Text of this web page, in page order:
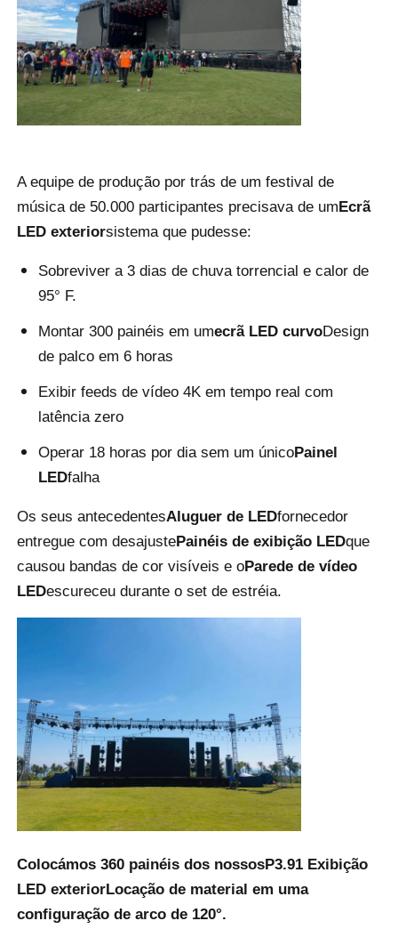
Contacte-nos
Notícias
Casos
Solicitar Orçamento
Vídeo Wall Display de LED
Tela da tela LED
Tela do diodo emissor de luz do concerto
Parede de vídeo led de cobra
Exibição de LED transparente
Ecrã LED SMD
A equipe de produção por trás de um festival de
música de 50.000 participantes precisava de umEcrã
LED exteriorsistema que pudesse:
Sobreviver a 3 dias de chuva torrencial e calor de
95° F.
Montar 300 painéis em umecrã LED curvoDesign
de palco em 6 horas
Exibir feeds de vídeo 4K em tempo real com
latência zero
Operar 18 horas por dia sem um únicoPainel
LEDfalha
Os seus antecedentesAluguer de LEDfornecedor
entregue com desajustePainéis de exibição LEDque
causou bandas de cor visíveis e oParede de vídeo
LEDescureceu durante o set de estréia.
Colocámos 360 painéis dos nossosP3.91 Exibição
LED exteriorLocação de material em uma
configuração de arco de 120°.